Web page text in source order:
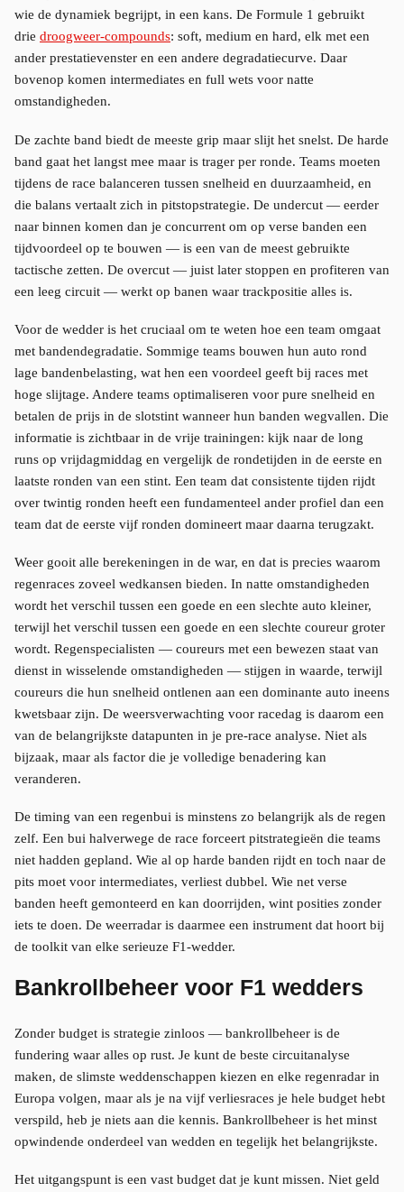
wie de dynamiek begrijpt, in een kans. De Formule 1 gebruikt
drie droogweer-compounds: soft, medium en hard, elk met een
ander prestatievenster en een andere degradatiecurve. Daar
bovenop komen intermediates en full wets voor natte
omstandigheden.
De zachte band biedt de meeste grip maar slijt het snelst. De harde
band gaat het langst mee maar is trager per ronde. Teams moeten
tijdens de race balanceren tussen snelheid en duurzaamheid, en
die balans vertaalt zich in pitstopstrategie. De undercut — eerder
naar binnen komen dan je concurrent om op verse banden een
tijdvoordeel op te bouwen — is een van de meest gebruikte
tactische zetten. De overcut — juist later stoppen en profiteren van
een leeg circuit — werkt op banen waar trackpositie alles is.
Voor de wedder is het cruciaal om te weten hoe een team omgaat
met bandendegradatie. Sommige teams bouwen hun auto rond
lage bandenbelasting, wat hen een voordeel geeft bij races met
hoge slijtage. Andere teams optimaliseren voor pure snelheid en
betalen de prijs in de slotstint wanneer hun banden wegvallen. Die
informatie is zichtbaar in de vrije trainingen: kijk naar de long
runs op vrijdagmiddag en vergelijk de rondetijden in de eerste en
laatste ronden van een stint. Een team dat consistente tijden rijdt
over twintig ronden heeft een fundamenteel ander profiel dan een
team dat de eerste vijf ronden domineert maar daarna terugzakt.
Weer gooit alle berekeningen in de war, en dat is precies waarom
regenraces zoveel wedkansen bieden. In natte omstandigheden
wordt het verschil tussen een goede en een slechte auto kleiner,
terwijl het verschil tussen een goede en een slechte coureur groter
wordt. Regenspecialisten — coureurs met een bewezen staat van
dienst in wisselende omstandigheden — stijgen in waarde, terwijl
coureurs die hun snelheid ontlenen aan een dominante auto ineens
kwetsbaar zijn. De weersverwachting voor racedag is daarom een
van de belangrijkste datapunten in je pre-race analyse. Niet als
bijzaak, maar als factor die je volledige benadering kan
veranderen.
De timing van een regenbui is minstens zo belangrijk als de regen
zelf. Een bui halverwege de race forceert pitstrategieën die teams
niet hadden gepland. Wie al op harde banden rijdt en toch naar de
pits moet voor intermediates, verliest dubbel. Wie net verse
banden heeft gemonteerd en kan doorrijden, wint posities zonder
iets te doen. De weerradar is daarmee een instrument dat hoort bij
de toolkit van elke serieuze F1-wedder.
Bankrollbeheer voor F1 wedders
Zonder budget is strategie zinloos — bankrollbeheer is de
fundering waar alles op rust. Je kunt de beste circuitanalyse
maken, de slimste weddenschappen kiezen en elke regenradar in
Europa volgen, maar als je na vijf verliesraces je hele budget hebt
verspild, heb je niets aan die kennis. Bankrollbeheer is het minst
opwindende onderdeel van wedden en tegelijk het belangrijkste.
Het uitgangspunt is een vast budget dat je kunt missen. Niet geld